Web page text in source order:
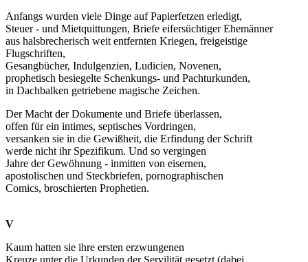
Anfangs wurden viele Dinge auf Papierfetzen erledigt,
Steuer - und Mietquittungen, Briefe eifersüchtiger Ehemänner
aus halsbrecherisch weit entfernten Kriegen, freigeistige
Flugschriften,
Gesangbücher, Indulgenzien, Ludicien, Novenen,
prophetisch besiegelte Schenkungs- und Pachturkunden,
in Dachbalken getriebene magische Zeichen.
Der Macht der Dokumente und Briefe überlassen,
offen für ein intimes, septisches Vordringen,
versanken sie in die Gewißheit, die Erfindung der Schrift
werde nicht ihr Spezifikum. Und so vergingen
Jahre der Gewöhnung - inmitten von eisernen,
apostolischen und Steckbriefen, pornographischen
Comics, broschierten Prophetien.
V
Kaum hatten sie ihre ersten erzwungenen